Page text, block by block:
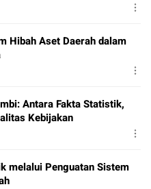
Hibah Aset Daerah dalam
Antara Fakta Statistik,
Kebijakan
melalui Penguatan Sistem